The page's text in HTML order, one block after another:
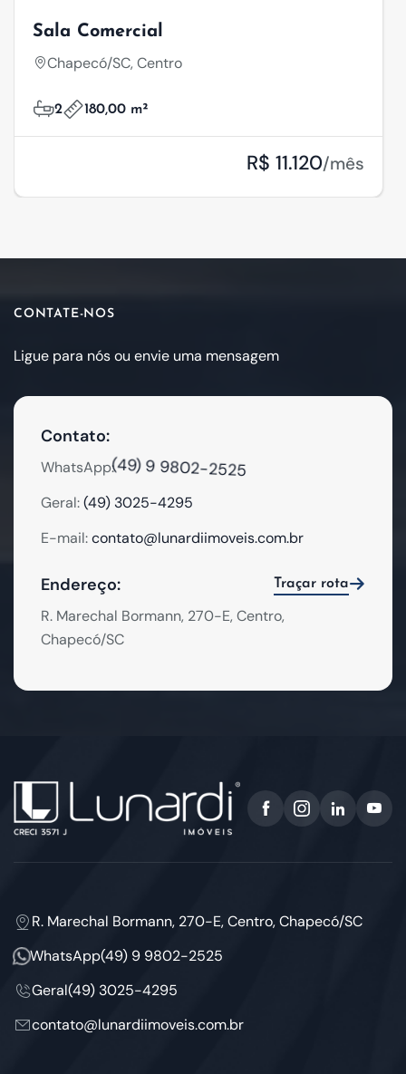
Sala Comercial
Chapecó/SC, Centro
2 180,00 m²
R$ 11.120/mês
CONTATE-NOS
Ligue para nós ou envie uma mensagem
Contato:
WhatsApp:(49) 9 9802-2525
Geral:(49) 3025-4295
E-mail:contato@lunardiimoveis.com.br
Endereço: Traçar rota
R. Marechal Bormann, 270-E, Centro,
Chapecó/SC
R. Marechal Bormann, 270-E, Centro, Chapecó/SC
WhatsApp(49) 9 9802-2525
Geral(49) 3025-4295
contato@lunardiimoveis.com.br